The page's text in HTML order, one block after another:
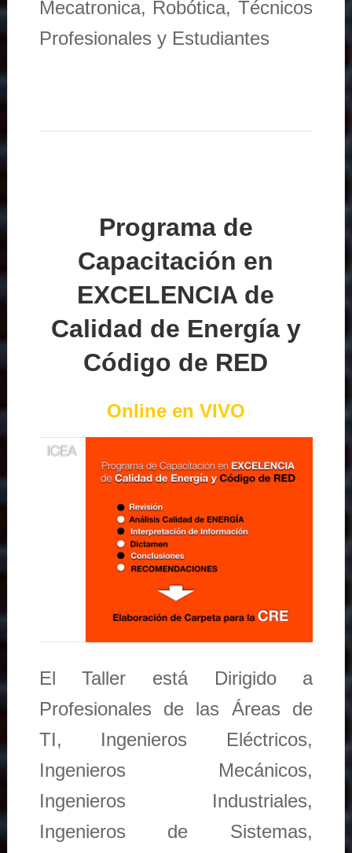
Mecatronica, Robótica, Técnicos
Profesionales y Estudiantes
Programa de
Capacitación en
EXCELENCIA de
Calidad de Energía y
Código de RED
Online en VIVO
El Taller está Dirigido a
Profesionales de las Áreas de
TI, Ingenieros Eléctricos,
Ingenieros Mecánicos,
Ingenieros Industriales,
Ingenieros de Sistemas,